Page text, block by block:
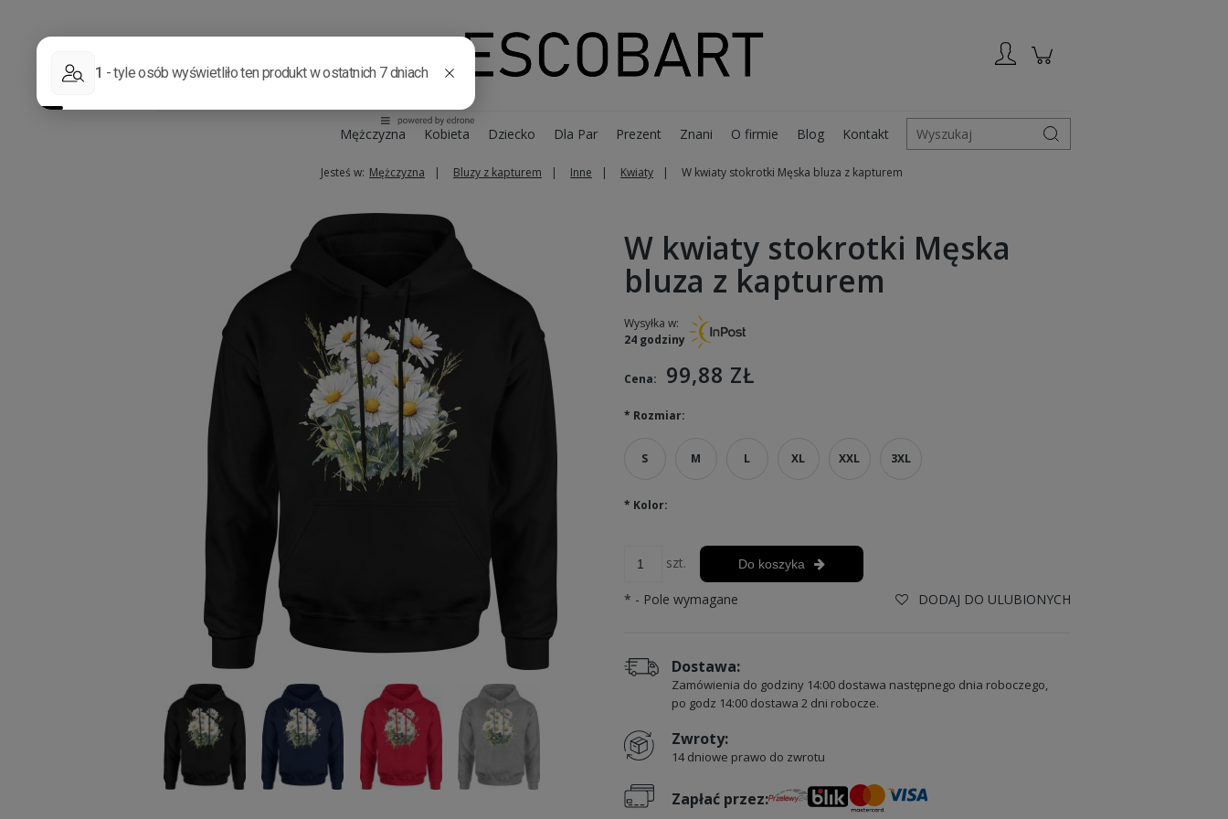
Mężczyzna Kobieta Dziecko Dla Par Prezent Znani O firmie Blog Kontakt Wyszukaj
Jesteś w: Mężczyzna Bluzy z kapturem Inne Kwiaty W kwiaty stokrotki Męska bluza z kapturem
W kwiaty stokrotki Męska
bluza z kapturem
Wysyłka w:
24 godziny
Cena: 99,88 ZŁ
* Rozmiar:
S M L XL XXL 3XL
* Kolor:
szt. Do koszyka
DODAJ DO ULUBIONYCH
* - Pole wymagane
Dostawa:
Zamówienia do godziny 14:00 dostawa następnego dnia roboczego,
po godz 14:00 dostawa 2 dni robocze.
Zwroty:
14 dniowe prawo do zwrotu
Zapłać przez: